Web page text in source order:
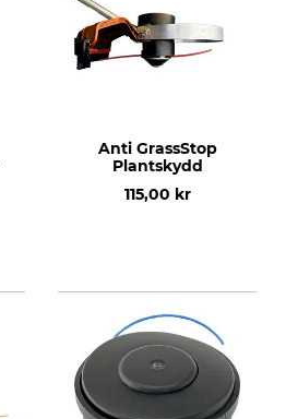
Anti GrassStop
Plantskydd
115,00 kr